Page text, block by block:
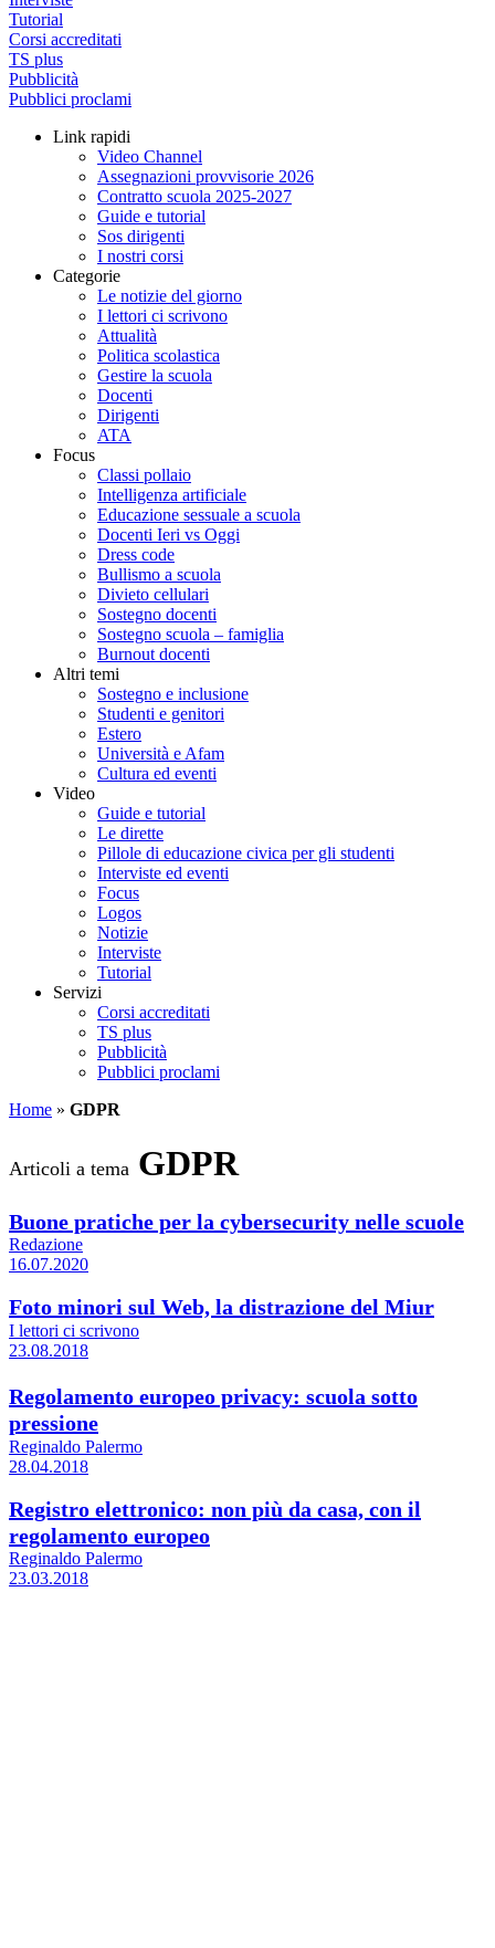
Tutorial
Corsi accreditati
TS plus
Pubblicità
Pubblici proclami
Link rapidi
Video Channel
Assegnazioni provvisorie 2026
Contratto scuola 2025-2027
Guide e tutorial
Sos dirigenti
I nostri corsi
Categorie
Le notizie del giorno
I lettori ci scrivono
Attualità
Politica scolastica
Gestire la scuola
Docenti
Dirigenti
ATA
Focus
Classi pollaio
Intelligenza artificiale
Educazione sessuale a scuola
Docenti Ieri vs Oggi
Dress code
Bullismo a scuola
Divieto cellulari
Sostegno docenti
Sostegno scuola – famiglia
Burnout docenti
Altri temi
Sostegno e inclusione
Studenti e genitori
Estero
Università e Afam
Cultura ed eventi
Video
Guide e tutorial
Le dirette
Pillole di educazione civica per gli studenti
Interviste ed eventi
Focus
Logos
Notizie
Interviste
Tutorial
Servizi
Corsi accreditati
TS plus
Pubblicità
Pubblici proclami
Home » GDPR
Articoli a tema GDPR
Buone pratiche per la cybersecurity nelle scuole
Redazione
16.07.2020
Foto minori sul Web, la distrazione del Miur
I lettori ci scrivono
23.08.2018
Regolamento europeo privacy: scuola sotto
pressione
Reginaldo Palermo
28.04.2018
Registro elettronico: non più da casa, con il
regolamento europeo
Reginaldo Palermo
23.03.2018